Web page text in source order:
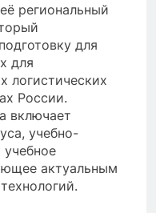
региональный
для
для
логистических
России.
включает
учебно-
актуальным